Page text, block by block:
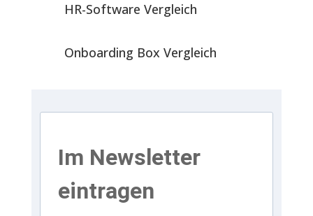
HR-Software Vergleich
Onboarding Box Vergleich
Im Newsletter
eintragen